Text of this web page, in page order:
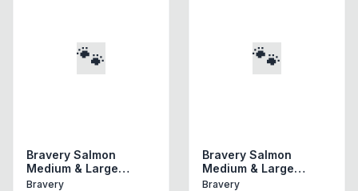
🐾
Bravery Salmon
Medium & Large
Breeds Adult Dog -
Bravery
🐾
Bravery Salmon
Medium & Large
Breeds Puppy -
Bravery